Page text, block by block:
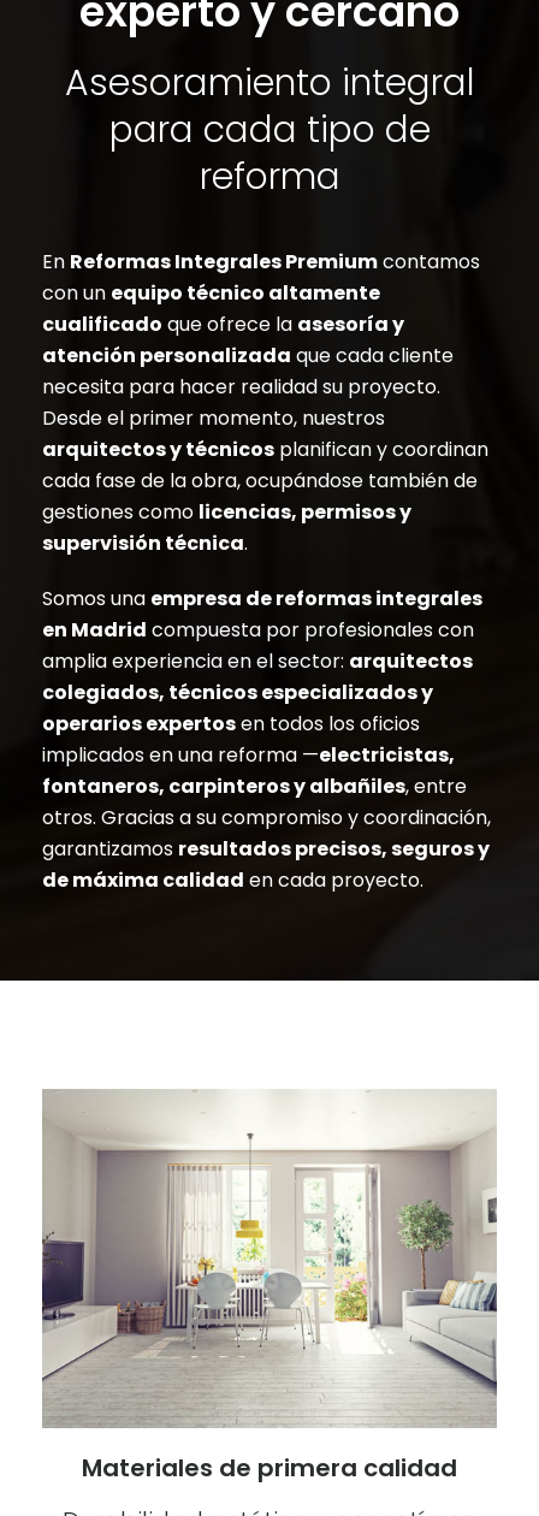
Asesoramiento integral
para cada tipo de
reforma
En Reformas Integrales Premiumcontamos
con un equipo técnico altamente
cualificado que ofrece la asesoría y
atención personalizada que cada cliente
necesita para hacer realidad su proyecto.
Desde el primer momento, nuestros
arquitectos y técnicos planifican y coordinan
cada fase de la obra, ocupándose también de
gestiones como licencias, permisos y
supervisión técnica.
Somos una empresa de reformas integrales
en Madrid compuesta por profesionales con
amplia experiencia en el sector: arquitectos
colegiados, técnicos especializados y
operarios expertosen todos los oficios
implicados en una reforma —electricistas,
fontaneros, carpinteros y albañiles, entre
otros. Gracias a su compromiso y coordinación,
garantizamos resultados precisos, seguros y
de máxima calidad en cada proyecto.
Materiales de primera calidad